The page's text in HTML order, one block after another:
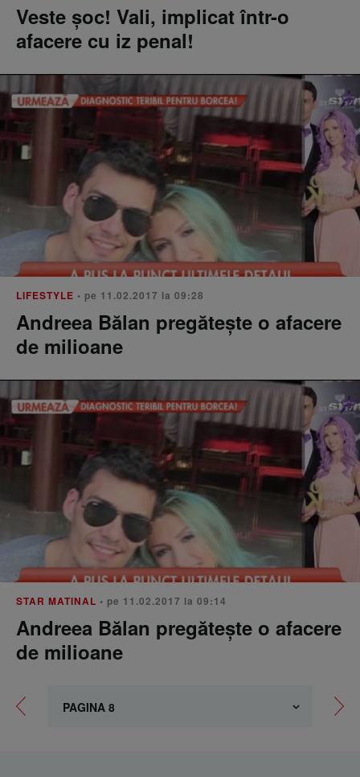
Veste şoc! Vali, implicat într-o
afacere cu iz penal!
LIFESTYLE • pe 11.02.2017 la 09:28
Andreea Bălan pregătește o afacere
de milioane
STAR MATINAL • pe 11.02.2017 la 09:14
Andreea Bălan pregătește o afacere
de milioane